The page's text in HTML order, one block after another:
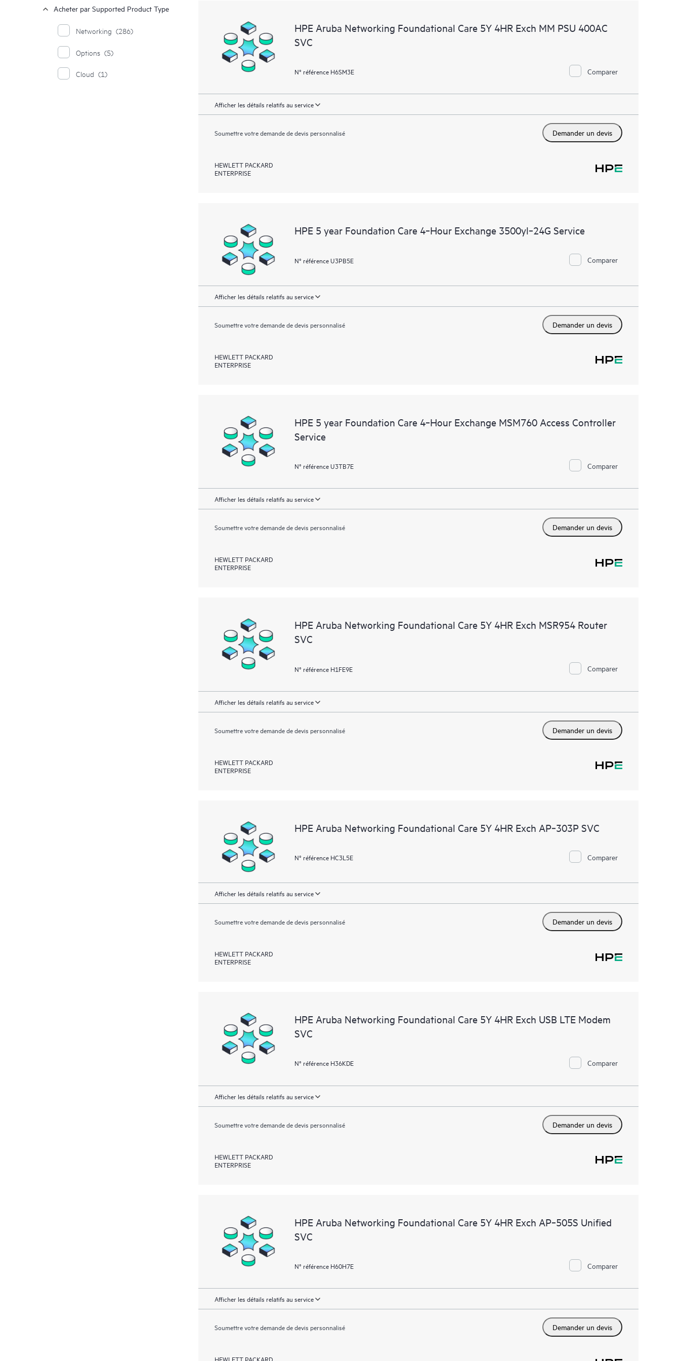
Acheter par Supported Product Type
Networking (286)
Options (5)
Cloud (1)
HPE Aruba Networking Foundational Care 5Y 4HR Exch MM PSU 400AC
SVC
N° référence H6SM3E Comparer
Afficher les détails relatifs au service
Soumettre votre demande de devis personnalisé Demander un devis
HEWLETT PACKARD
ENTERPRISE
HPE 5 year Foundation Care 4‑Hour Exchange 3500yl‑24G Service
N° référence U3PB5E Comparer
Afficher les détails relatifs au service
Soumettre votre demande de devis personnalisé Demander un devis
HEWLETT PACKARD
ENTERPRISE
HPE 5 year Foundation Care 4‑Hour Exchange MSM760 Access Controller
Service
N° référence U3TB7E Comparer
Afficher les détails relatifs au service
Soumettre votre demande de devis personnalisé Demander un devis
HEWLETT PACKARD
ENTERPRISE
HPE Aruba Networking Foundational Care 5Y 4HR Exch MSR954 Router
SVC
N° référence H1FE9E Comparer
Afficher les détails relatifs au service
Soumettre votre demande de devis personnalisé Demander un devis
HEWLETT PACKARD
ENTERPRISE
HPE Aruba Networking Foundational Care 5Y 4HR Exch AP‑303P SVC
N° référence HC3L5E Comparer
Afficher les détails relatifs au service
Soumettre votre demande de devis personnalisé Demander un devis
HEWLETT PACKARD
ENTERPRISE
HPE Aruba Networking Foundational Care 5Y 4HR Exch USB LTE Modem
SVC
N° référence H36KDE Comparer
Afficher les détails relatifs au service
Soumettre votre demande de devis personnalisé Demander un devis
HEWLETT PACKARD
ENTERPRISE
HPE Aruba Networking Foundational Care 5Y 4HR Exch AP‑505S Unified
SVC
N° référence H60H7E Comparer
Afficher les détails relatifs au service
Soumettre votre demande de devis personnalisé Demander un devis
HEWLETT PACKARD